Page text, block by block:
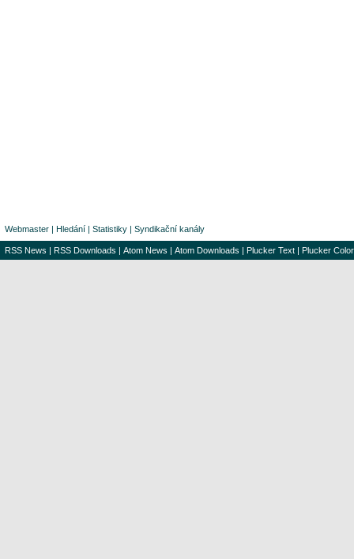
Webmaster | Hledání | Statistiky | Syndikační kanály
RSS News | RSS Downloads | Atom News | Atom Downloads | Plucker Text | Plucker Color